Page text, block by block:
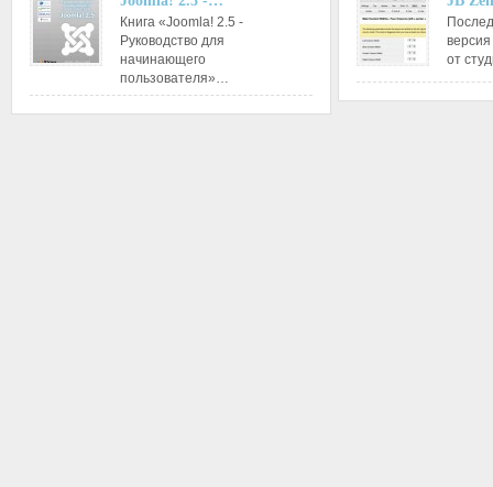
Книга «Joomla! 2.5 -
Руководство для
начинающего
пользователя»…
от